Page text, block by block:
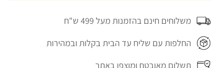
משלוחים חינם בהזמנות מעל 499 ש"ח
החלפות עם שליח עד הבית בקלות ובמהירות
תשלום מאובטח ומוצפן באתר